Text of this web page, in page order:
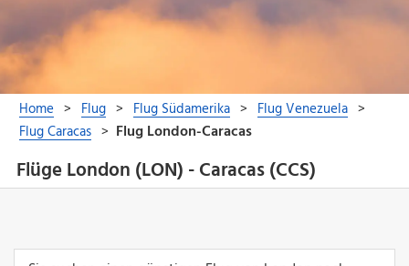
Flüge London (LON) - Caracas (CCS)